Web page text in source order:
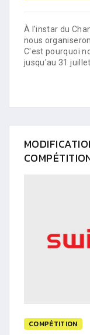
À l'instar du
nous
C'est pourquoi
jusqu'au 31
COMPÉTITION